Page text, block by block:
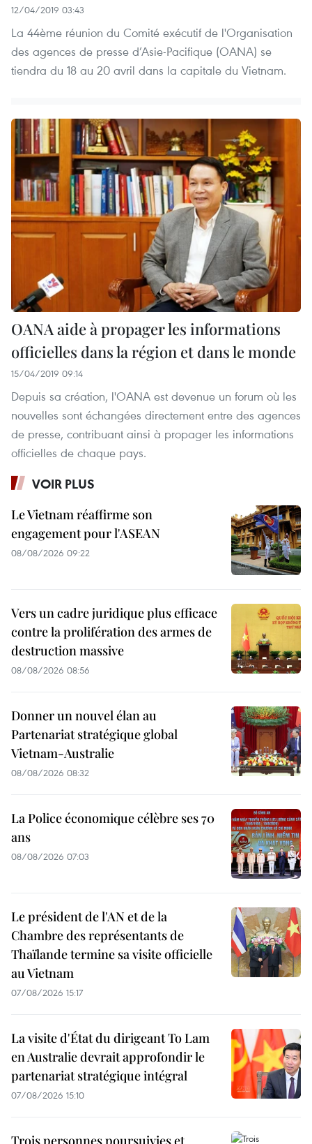
12/04/2019 03:43
La 44ème réunion du Comité exécutif de l'Organisation
des agences de presse d’Asie-Pacifique (OANA) se
tiendra du 18 au 20 avril dans la capitale du Vietnam.
OANA aide à propager les informations
officielles dans la région et dans le monde
15/04/2019 09:14
Depuis sa création, l'OANA est devenue un forum où les
nouvelles sont échangées directement entre des agences
de presse, contribuant ainsi à propager les informations
officielles de chaque pays.
VOIR PLUS
Le Vietnam réaffirme son
engagement pour l'ASEAN
08/08/2026 09:22
Vers un cadre juridique plus efficace
contre la prolifération des armes de
destruction massive
08/08/2026 08:56
Donner un nouvel élan au
Partenariat stratégique global
Vietnam-Australie
08/08/2026 08:32
La Police économique célèbre ses 70
ans
08/08/2026 07:03
Le président de l'AN et de la
Chambre des représentants de
Thaïlande termine sa visite officielle
au Vietnam
07/08/2026 15:17
La visite d'État du dirigeant To Lam
en Australie devrait approfondir le
partenariat stratégique intégral
07/08/2026 15:10